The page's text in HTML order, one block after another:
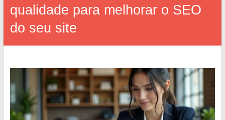
qualidade para melhorar o SEO
do seu site